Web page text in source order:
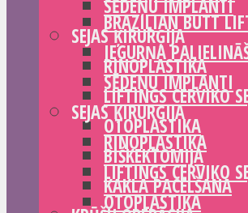
SĒDEŅU IMPLANTI
SEJAS ĶIRURĢIJA
RINOPLASTIKA
LIFTINGS CERVIKO
OTOPLASTIKA
BIŠKEKTOMIJA
KAKLA PACELŠANA
BRAZILIAN BUTT
IEGURŅA
SĒDEŅU IMPLANTI
SEJAS ĶIRURĢIJA
RINOPLASTIKA
LIFTINGS CERVIKO
OTOPLASTIKA